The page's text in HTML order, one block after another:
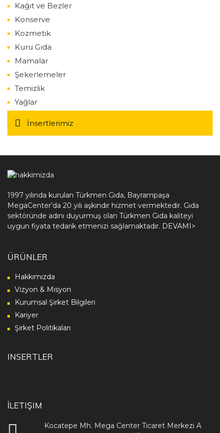
Kağıt ve Bezler
Konserve
Kozmetik
Kuru Gıda
Mamalar
Şekerlemeler
Temizlik
Yağlar
İnsertlerimiz
1997 yılında kurulan Türkmen Gıda, Bayrampaşa
MegaCenter’da 20 yılı aşkındır hizmet vermektedir. Gıda
sektöründe adını duyurmuş olan Türkmen Gıda kaliteyi
uygun fiyata tedarik etmenizi sağlamaktadır. DEVAMI>
ÜRÜNLER
Hakkımızda
Vizyon & Misyon
Kurumsal Şirket Bilgileri
Kariyer
Şirket Politikaları
INSERTLER
İLETIŞIM
Kocatepe Mh. Mega Center Ticaret Merkezi A